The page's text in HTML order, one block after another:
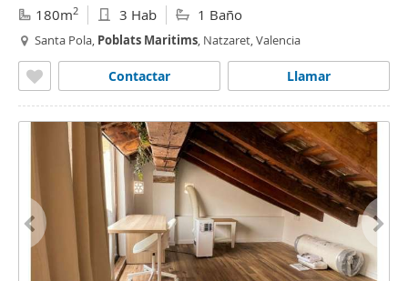
180m2 3 Hab 1 Baño
Santa Pola, Poblats Maritims, Natzaret, Valencia
Llamar
Contactar